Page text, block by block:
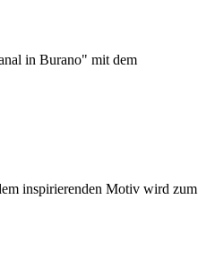
in Burano" mit dem
inspirierenden Motiv wird zum